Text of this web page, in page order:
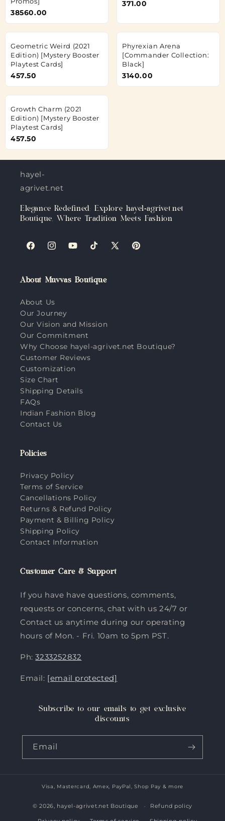
38560.00
371.00
Geometric Weird (2021
Edition) [Mystery Booster
Playtest Cards]
457.50
Phyrexian Arena
[Commander Collection:
Black]
3140.00
Growth Charm (2021
Edition) [Mystery Booster
Playtest Cards]
457.50
hayel-
agrivet.net
Elegance Redefined: Explore hayel-agrivet.net
Boutique, Where Tradition Meets Fashion
FacebookInstagramYouTubeTikTokX
Pinterest
About Muvvas Boutique
About Us
Our Journey
Our Vision and Mission
Our Commitment
Why Choose hayel-agrivet.net Boutique?
Customer Reviews
Customization
Size Chart
Shipping Details
FAQs
Indian Fashion Blog
Contact Us
Policies
Privacy Policy
Terms of Service
Cancellations Policy
Returns & Refund Policy
Payment & Billing Policy
Shipping Policy
Contact Information
Customer Care & Support
If you have have questions, comments,
requests or concerns, chat with us 24/7 or
Contact us anytime during our operating
hours of Mon. - Fri. 10am to 5pm PST.
Ph:3233252832
Email: [email protected]
Subscribe to our emails to get exclusive
discounts
Email
Payment
methods
Visa, Mastercard, Amex, PayPal, Shop Pay & more
© 2026, hayel-agrivet.net Boutique Refund policy